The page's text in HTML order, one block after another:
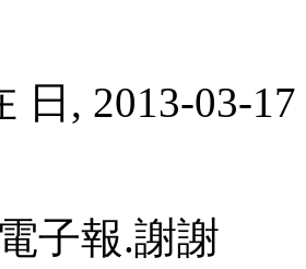
日, 2013-03-
子報.謝謝